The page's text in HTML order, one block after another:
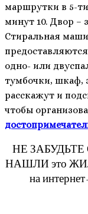
маршрутки в 5-
минут 10. Двор –
Стиральная
одно- или
тумбочки, шкаф,
расскажут и
чтобы
НЕ
НАШЛИ это
на